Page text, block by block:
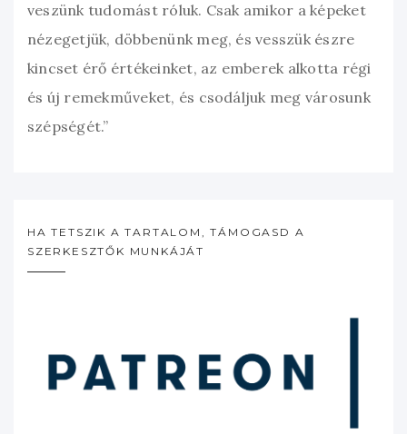
veszünk tudomást róluk. Csak amikor a képeket
nézegetjük, döbbenünk meg, és vesszük észre
kincset érő értékeinket, az emberek alkotta régi
és új remekműveket, és csodáljuk meg városunk
szépségét.”
HA TETSZIK A TARTALOM, TÁMOGASD A
SZERKESZTŐK MUNKÁJÁT